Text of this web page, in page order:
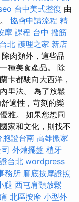
台中美式整復 由
協會申請流程 精
摩 課程 台中 撥筋
北 護理之家 新店
除肉類外，這些品
種美食產品。 除
卡都駛向大西洋，
里法。 為了放鬆
適性，苛刻的樂
雅。 如果您想同
家和文化，則找不
胞證台南 高雄搬家
外燴擺盤 植牙
台北 wordpress
務所 腳底按摩證照
腿 西屯肩頸放鬆
北區按摩 小型外